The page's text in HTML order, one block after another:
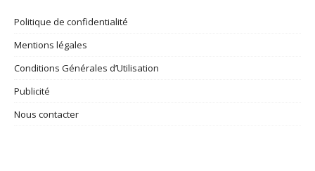
Politique de confidentialité
Mentions légales
Conditions Générales d’Utilisation
Publicité
Nous contacter